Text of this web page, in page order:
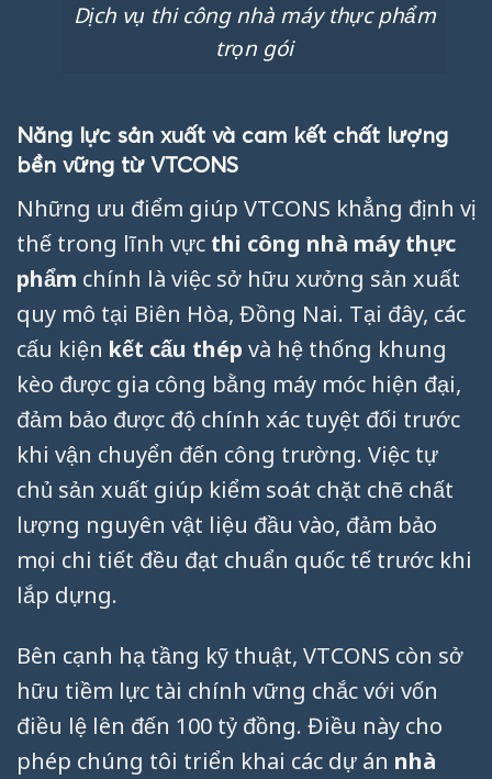
Dịch vụ thi công nhà máy thực phẩm
trọn gói
Năng lực sản xuất và cam kết chất lượng
bền vững từ VTCONS
Những ưu điểm giúp VTCONS khẳng định vị
thế trong lĩnh vực thi công nhà máy thực
phẩm chính là việc sở hữu xưởng sản xuất
quy mô tại Biên Hòa, Đồng Nai. Tại đây, các
cấu kiện kết cấu thép và hệ thống khung
kèo được gia công bằng máy móc hiện đại,
đảm bảo được độ chính xác tuyệt đối trước
khi vận chuyển đến công trường. Việc tự
chủ sản xuất giúp kiểm soát chặt chẽ chất
lượng nguyên vật liệu đầu vào, đảm bảo
mọi chi tiết đều đạt chuẩn quốc tế trước khi
lắp dựng.
Bên cạnh hạ tầng kỹ thuật, VTCONS còn sở
hữu tiềm lực tài chính vững chắc với vốn
điều lệ lên đến 100 tỷ đồng. Điều này cho
phép chúng tôi triển khai các dự án nhà